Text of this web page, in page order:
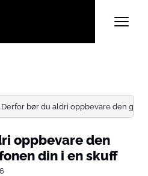
Derfor bør du aldri oppbevare den
oppbevare den
din i en skuff